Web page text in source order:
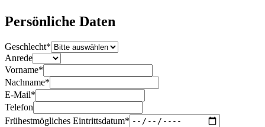
Persönliche Daten
Geschlecht*
Anrede
Vorname*
Nachname*
E-Mail*
Telefon
Frühestmögliches Eintrittsdatum*